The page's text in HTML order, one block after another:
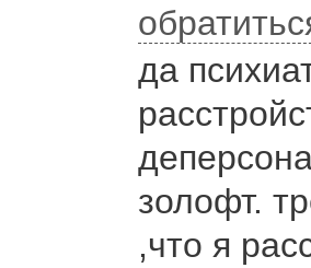
да
золофт.
,что я